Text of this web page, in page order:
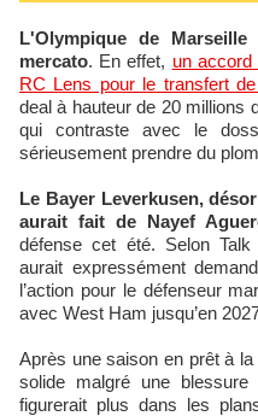
L'Olympique de Marseille a passé la seconde sur son
mercato. En effet, un
RC Lens pour le transfert
deal à hauteur de 20 millions
qui contraste avec le
sérieusement prendre du
Le Bayer Leverkusen,
aurait fait de Nayef
défense cet été. Selon
aurait expressément
l’action pour le défenseur
avec West Ham jusqu’en
Après une saison en prêt à
solide malgré une
figurerait plus dans les